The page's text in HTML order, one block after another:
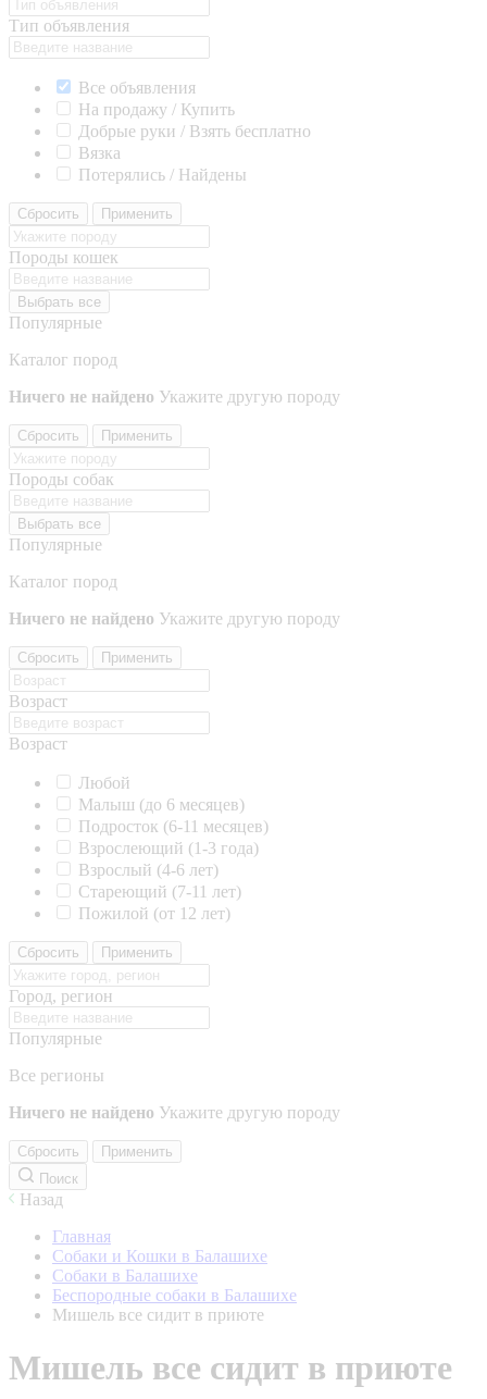
Тип объявления
Все объявления
На продажу / Купить
Добрые руки / Взять бесплатно
Вязка
Потерялись / Найдены
Сбросить Применить
Породы кошек
Выбрать все
Популярные
Каталог пород
Ничего не найдено Укажите другую породу
Сбросить Применить
Породы собак
Выбрать все
Популярные
Каталог пород
Ничего не найдено Укажите другую породу
Сбросить Применить
Возраст
Возраст
Любой
Малыш (до 6 месяцев)
Подросток (6-11 месяцев)
Взрослеющий (1-3 года)
Взрослый (4-6 лет)
Стареющий (7-11 лет)
Пожилой (от 12 лет)
Сбросить Применить
Город, регион
Популярные
Все регионы
Ничего не найдено Укажите другую породу
Сбросить
Применить
Поиск
Назад
Главная
Собаки и Кошки в Балашихе
Собаки в Балашихе
Беспородные собаки в Балашихе
Мишель все сидит в приюте
Мишель все сидит в приюте